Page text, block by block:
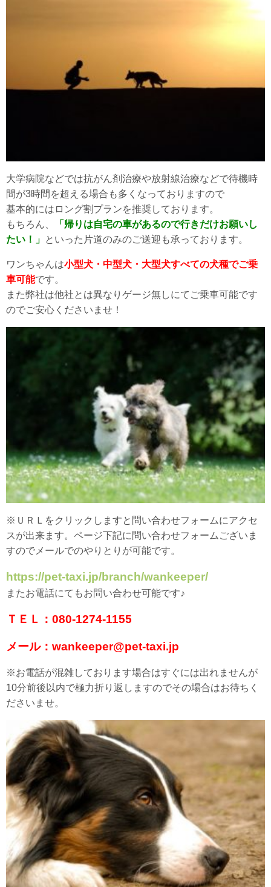
大学病院などでは抗がん剤治療や放射線治療などで待機時
間が3時間を超える場合も多くなっておりますので
基本的にはロング割プランを推奨しております。
もちろん、
「帰りは自宅の車があるので行きだけお願いし
たい！」 といった片道のみのご送迎も承っております。
ワンちゃんは小型犬・中型犬・大型犬すべての犬種でご乗
車可能です。
また弊社は他社とは異なりゲージ無しにてご乗車可能です
のでご安心くださいませ！
※ＵＲＬをクリックしますと問い合わせフォームにアクセ
スが出来ます。ページ下記に問い合わせフォームございま
すのでメールでのやりとりが可能です。
https://pet-taxi.jp/branch/wankeeper/
またお電話にてもお問い合わせ可能です♪
ＴＥＬ：080-1274-1155
メール：wankeeper@pet-taxi.jp
※お電話が混雑しております場合はすぐには出れませんが
10分前後以内で極力折り返しますのでその場合はお待ちく
ださいませ。